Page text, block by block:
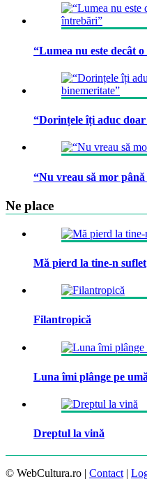
“Lumea nu este decât o
“Dorințele îți aduc
“Nu vreau să mor
Ne place
Mă pierd la tine-n suflet
Filantropică
Luna îmi plânge pe
Dreptul la vină
© WebCultura.ro | Contact |